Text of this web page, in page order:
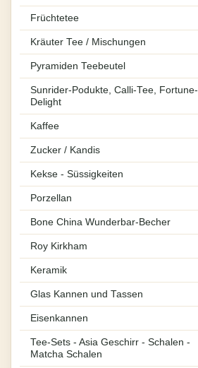
Früchtetee
Kräuter Tee / Mischungen
Pyramiden Teebeutel
Sunrider-Podukte, Calli-Tee, Fortune-
Delight
Kaffee
Zucker / Kandis
Kekse - Süssigkeiten
Porzellan
Bone China Wunderbar-Becher
Roy Kirkham
Keramik
Glas Kannen und Tassen
Eisenkannen
Tee-Sets - Asia Geschirr - Schalen -
Matcha Schalen